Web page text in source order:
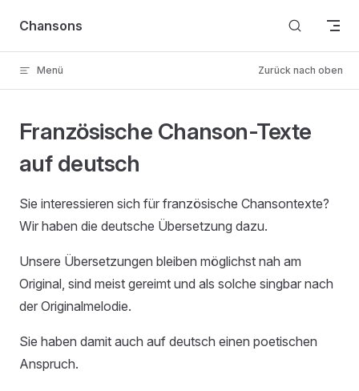
Skip to content
Chansons
Menü Zurück nach oben
Französische Chanson-Texte
auf deutsch
Sie interessieren sich für französische Chansontexte?
Wir haben die deutsche Übersetzung dazu.
Unsere Übersetzungen bleiben möglichst nah am
Original, sind meist gereimt und als solche singbar nach
der Originalmelodie.
Sie haben damit auch auf deutsch einen poetischen
Anspruch.